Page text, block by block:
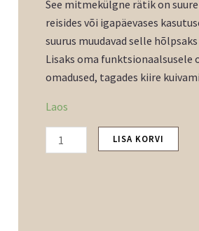
See mitmekülgne rätik on
reisides või igapäevases
suurus muudavad selle
Lisaks oma funktsionaalsusele
omadused, tagades kiire
Laos
LISA KORVI